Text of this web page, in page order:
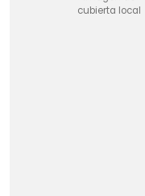
cubierta local